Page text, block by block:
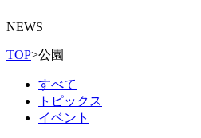
NEWS
TOP>公園
すべて
トピックス
イベント